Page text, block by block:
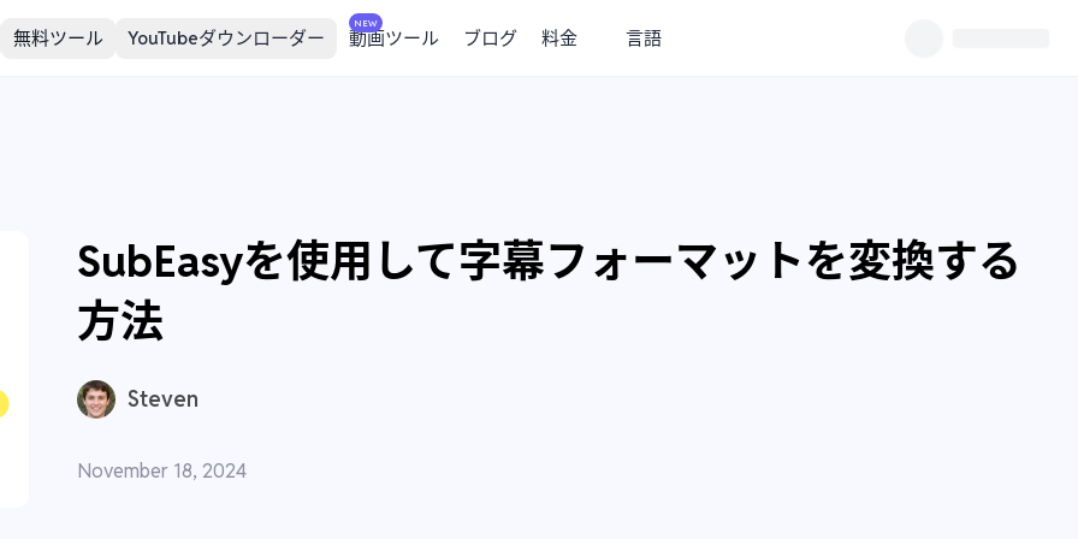
無料ツール YouTubeダウンローダー
NEW
動画ツール ブログ 料金 言語
SubEasyを使用して字幕フォーマットを変換する
方法
Steven
November 18, 2024